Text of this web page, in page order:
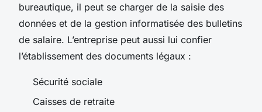
bureautique, il peut se charger de la saisie des
données et de la gestion informatisée des bulletins
de salaire. L’entreprise peut aussi lui confier
l’établissement des documents légaux :
Sécurité sociale
Caisses de retraite